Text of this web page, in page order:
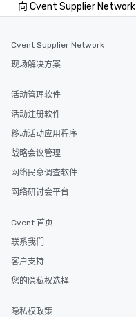
向 Cvent Supplier Network
Cvent Supplier Network
现场解决方案
活动管理软件
活动注册软件
移动活动应用程序
战略会议管理
网络民意调查软件
网络研讨会平台
Cvent 首页
联系我们
客户支持
您的隐私权选择
隐私权政策